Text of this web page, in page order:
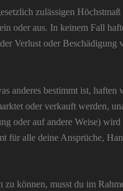
zulässigen
oder aus. In keinem Fall
Verlust oder
anderes bestimmt ist,
oder verkauft werden,
oder auf andere Weise)
für alle deine Ansprüche,
können, musst du im